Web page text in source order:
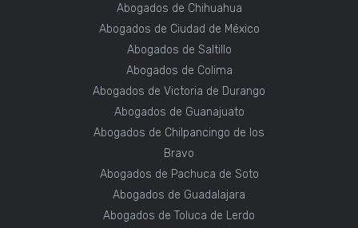
Abogados de Chihuahua
Abogados de Ciudad de México
Abogados de Saltillo
Abogados de Colima
Abogados de Victoria de Durango
Abogados de Guanajuato
Abogados de Chilpancingo de los
Bravo
Abogados de Pachuca de Soto
Abogados de Guadalajara
Abogados de Toluca de Lerdo